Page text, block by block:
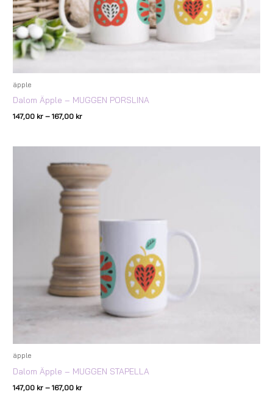
äpple
Dalom Äpple – MUGGEN PORSLINA
147,00 kr – 167,00 kr
äpple
Dalom Äpple – MUGGEN STAPELLA
147,00 kr – 167,00 kr
167,00 kr